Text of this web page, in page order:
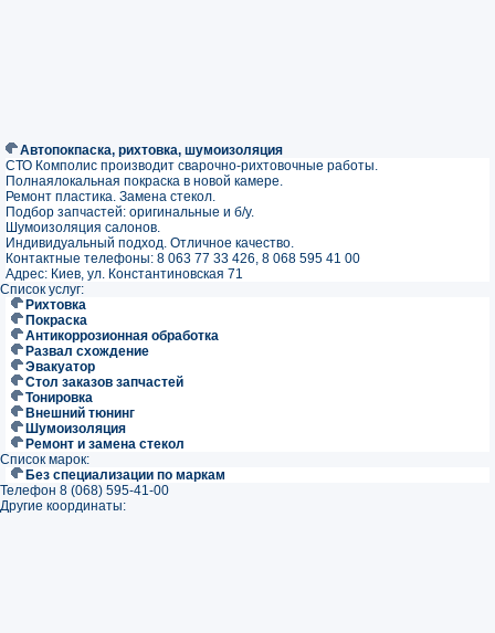
Автопокпаска, рихтовка, шумоизоляция
СТО Комполис производит сварочно-рихтовочные работы.
Полнаялокальная покраска в новой камере.
Ремонт пластика. Замена стекол.
Подбор запчастей: оригинальные и б/у.
Шумоизоляция салонов.
Индивидуальный подход. Отличное качество.
Контактные телефоны: 8 063 77 33 426, 8 068 595 41 00
Адрес: Киев, ул. Константиновская 71
Список услуг:
Рихтовка
Покраска
Антикоррозионная обработка
Развал схождение
Эвакуатор
Стол заказов запчастей
Тонировка
Внешний тюнинг
Шумоизоляция
Ремонт и замена стекол
Список марок:
Без специализации по маркам
Телефон 8 (068) 595-41-00
Другие координаты: